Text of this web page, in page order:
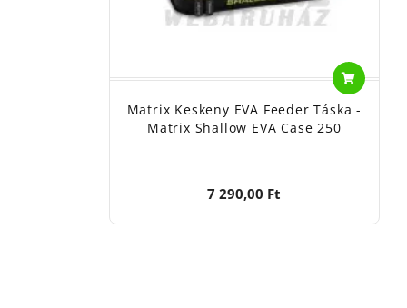
Matrix Keskeny EVA Feeder Táska -
Matrix Shallow EVA Case 250
7 290,00 Ft